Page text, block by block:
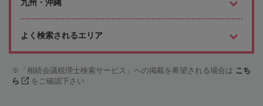
九州・沖縄
よく検索されるエリア
「相続会議税理士検索サービス」への掲載を希望される場合は こち
ら
をご確認下さい